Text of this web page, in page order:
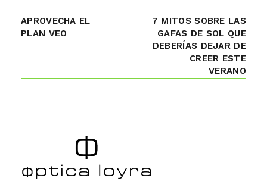
APROVECHA EL
PLAN VEO
7 MITOS SOBRE LAS
GAFAS DE SOL QUE
DEBERÍAS DEJAR DE
CREER ESTE
VERANO